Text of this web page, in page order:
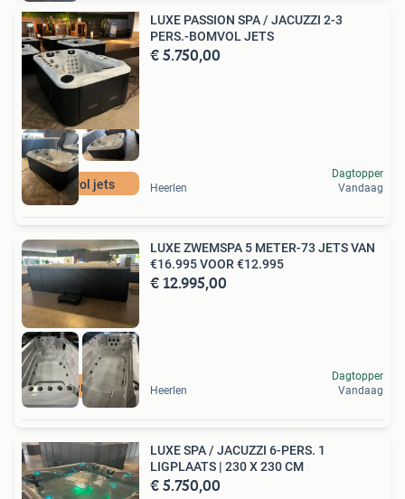
Bomvol jets
LUXE PASSION SPA / JACUZZI 2-3
PERS.-BOMVOL JETS
€ 5.750,00
Heerlen
Dagtopper
Vandaag
Zomeractie
LUXE ZWEMSPA 5 METER-73 JETS VAN
€16.995 VOOR €12.995
€ 12.995,00
Heerlen
Dagtopper
Vandaag
LUXE SPA / JACUZZI 6-PERS. 1
LIGPLAATS | 230 X 230 CM
€ 5.750,00